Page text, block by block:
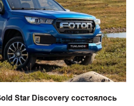
Star Discovery состоялось